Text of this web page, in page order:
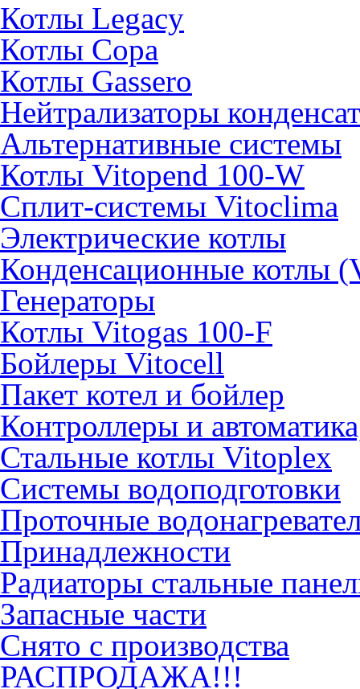
Котлы Legacy
Котлы Copa
Котлы Gassero
Нейтрализаторы
Альтернативные системы
Котлы Vitopend 100-W
Сплит-системы Vitoclima
Электрические котлы
Конденсационные котлы
Генераторы
Котлы Vitogas 100-F
Бойлеры Vitocell
Пакет котел и бойлер
Контроллеры и
Стальные котлы Vitoplex
Системы водоподготовки
Проточные
Принадлежности
Радиаторы стальные
Запасные части
Снято с производства
РАСПРОДАЖА!!!